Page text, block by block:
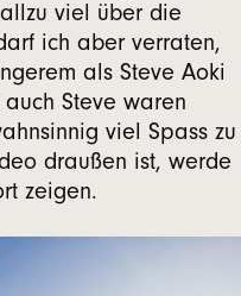
viel über die
ich aber verraten,
als Steve Aoki
Steve waren
viel Spass zu
draußen ist, werde
zeigen.